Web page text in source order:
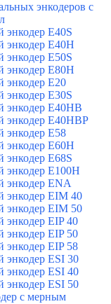
энкодеров с
E40S
энкодер E40H
E50S
энкодер E80H
энкодер E20
E30S
энкодер E40HB
энкодер E40HBP
энкодер E58
энкодер E60H
E68S
энкодер E100H
энкодер ENA
энкодер EIM 40
энкодер EIM 50
энкодер EIP 40
энкодер EIP 50
энкодер EIP 58
энкодер ESI 30
энкодер ESI 40
энкодер ESI 50
с мерным